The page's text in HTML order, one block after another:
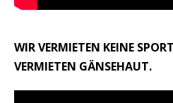
WIR VERMIETEN KEINE
VERMIETEN GÄNSEHAUT.